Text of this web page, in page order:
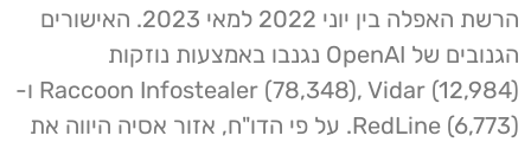
הרשת האפלה בין יוני 2022 למאי 2023. האישורים
הגנובים של OpenAI נגנבו באמצעות נוזקות
Raccoon Infostealer (78,348), Vidar (12,984) ו-
RedLine (6,773). על פי הדו"ח, אזור אסיה היווה את